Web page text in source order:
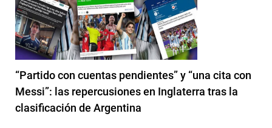
“Partido con cuentas pendientes” y “una cita con
Messi”: las repercusiones en Inglaterra tras la
clasificación de Argentina